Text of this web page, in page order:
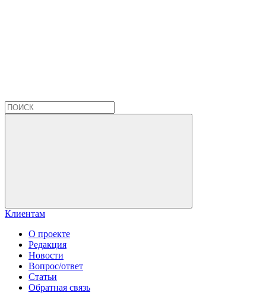
Клиентам
О проекте
Редакция
Новости
Вопрос/ответ
Статьи
Обратная связь